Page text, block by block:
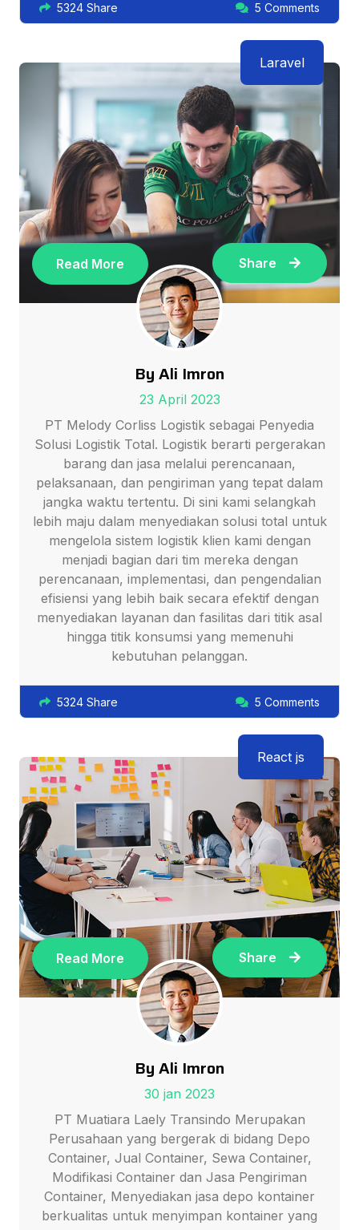
5324 Share 5 Comments
Laravel
Read More Share
By Ali Imron
23 April 2023
PT Melody Corliss Logistik sebagai Penyedia
Solusi Logistik Total. Logistik berarti pergerakan
barang dan jasa melalui perencanaan,
pelaksanaan, dan pengiriman yang tepat dalam
jangka waktu tertentu. Di sini kami selangkah
lebih maju dalam menyediakan solusi total untuk
mengelola sistem logistik klien kami dengan
menjadi bagian dari tim mereka dengan
perencanaan, implementasi, dan pengendalian
efisiensi yang lebih baik secara efektif dengan
menyediakan layanan dan fasilitas dari titik asal
hingga titik konsumsi yang memenuhi
kebutuhan pelanggan.
5324 Share 5 Comments
React js
Read More Share
By Ali Imron
30 jan 2023
PT Muatiara Laely Transindo Merupakan
Perusahaan yang bergerak di bidang Depo
Container, Jual Container, Sewa Container,
Modifikasi Container dan Jasa Pengiriman
Container, Menyediakan jasa depo kontainer
berkualitas untuk menyimpan kontainer yang